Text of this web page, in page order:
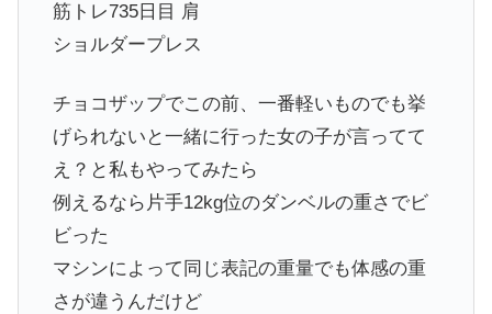
筋トレ735日目 肩
ショルダープレス
チョコザップでこの前、一番軽いものでも挙
げられないと一緒に行った女の子が言ってて
え？と私もやってみたら
例えるなら片手12kg位のダンベルの重さでビ
ビった
マシンによって同じ表記の重量でも体感の重
さが違うんだけど